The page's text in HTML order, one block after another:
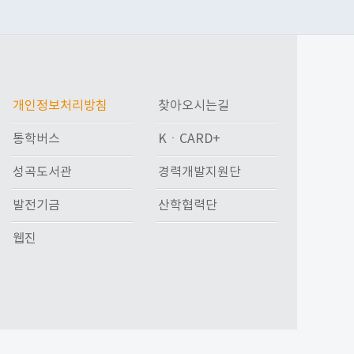
개인정보처리방침 찾아오시는길
통학버스 KㆍCARD+
성곡도서관 경력개발지원단
발전기금 산학협력단
웹진